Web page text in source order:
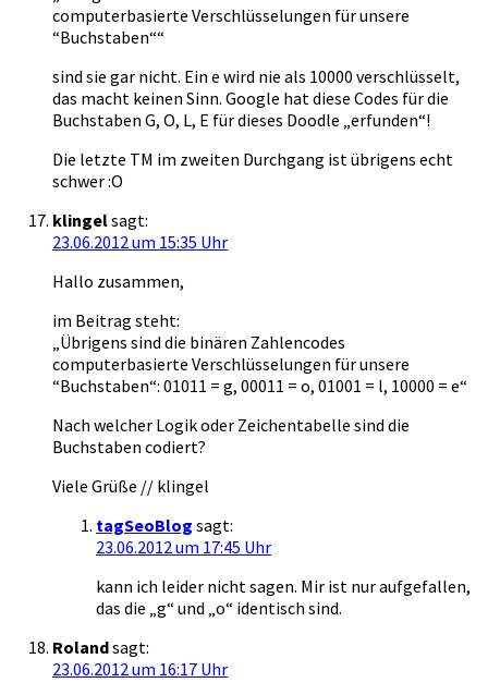
computerbasierte Verschlüsselungen für unsere
“Buchstaben““
sind sie gar nicht. Ein e wird nie als 10000 verschlüsselt,
das macht keinen Sinn. Google hat diese Codes für die
Buchstaben G, O, L, E für dieses Doodle „erfunden“!
Die letzte TM im zweiten Durchgang ist übrigens echt
schwer :O
klingelsagt:
23.06.2012 um 15:35 Uhr
Hallo zusammen,
im Beitrag steht:
„Übrigens sind die binären Zahlencodes
computerbasierte Verschlüsselungen für unsere
“Buchstaben“: 01011 = g, 00011 = o, 01001 = l, 10000 = e“
Nach welcher Logik oder Zeichentabelle sind die
Buchstaben codiert?
Viele Grüße // klingel
tagSeoBlog sagt:
23.06.2012 um 17:45 Uhr
kann ich leider nicht sagen. Mir ist nur aufgefallen,
das die „g“ und „o“ identisch sind.
Rolandsagt:
23.06.2012 um 16:17 Uhr